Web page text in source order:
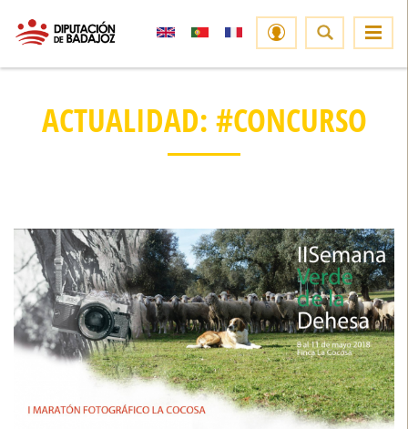
ACTUALIDAD: #CONCURSO